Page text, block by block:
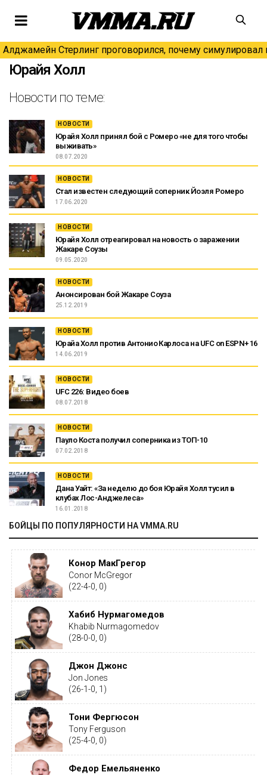
Алджамейн Стерлинг проговорился, почему симулировал
Юрайя Холл
Новости по теме:
НОВОСТИ
Юрайя Холл принял бой с Ромеро «не для того чтобы
выживать»
08.07.2020
НОВОСТИ
Стал известен следующий соперник Йоэля Ромеро
17.06.2020
НОВОСТИ
Юрайя Холл отреагировал на новость о заражении
Жакаре Соузы
09.05.2020
НОВОСТИ
Анонсирован бой Жакаре Соуза
25.12.2019
НОВОСТИ
Юрайа Холл против Антонио Карлоса на UFC on ESPN+ 16
14.06.2019
НОВОСТИ
UFC 226: Видео боев
08.07.2018
НОВОСТИ
Пауло Коста получил соперника из ТОП-10
07.02.2018
НОВОСТИ
Дана Уайт: «За неделю до боя Юрайя Холл тусил в
клубах Лос-Анджелеса»
16.01.2018
БОЙЦЫ ПО ПОПУЛЯРНОСТИ НА VMMA.RU
Конор МакГрегор
Conor McGregor
(22-4-0, 0)
Хабиб Нурмагомедов
Khabib Nurmagomedov
(28-0-0, 0)
Джон Джонс
Jon Jones
(26-1-0, 1)
Тони Фергюсон
Tony Ferguson
(25-4-0, 0)
Федор Емельяненко